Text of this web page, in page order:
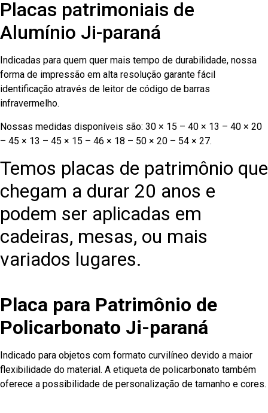
Placas patrimoniais de
Alumínio Ji-paraná
Indicadas para quem quer mais tempo de durabilidade, nossa
forma de impressão em alta resolução garante fácil
identificação através de leitor de código de barras
infravermelho.
Nossas medidas disponíveis são: 30 × 15 – 40 × 13 – 40 × 20
– 45 × 13 – 45 × 15 – 46 × 18 – 50 × 20 – 54 × 27.
Temos placas de patrimônio que
chegam a durar 20 anos e
podem ser aplicadas em
cadeiras, mesas, ou mais
variados lugares.
Placa para Patrimônio de
Policarbonato Ji-paraná
Indicado para objetos com formato curvilíneo devido a maior
flexibilidade do material. A etiqueta de policarbonato também
oferece a possibilidade de personalização de tamanho e cores.